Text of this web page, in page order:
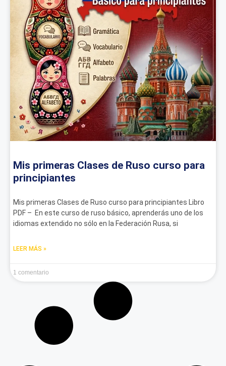
Mis primeras Clases de Ruso curso para
principiantes
Mis primeras Clases de Ruso curso para principiantes Libro
PDF – En este curso de ruso básico, aprenderás uno de los
idiomas extendido no sólo en la Federación Rusa, si
LEER MÁS »
1 comentario